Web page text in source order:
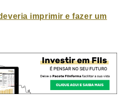
imprimir e fazer um